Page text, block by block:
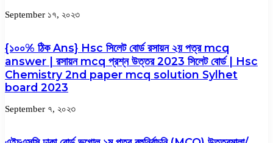
September ১৭, ২০২৩
{১০০% ঠিক Ans} Hsc সিলেট বোর্ড রসায়ন ২য় পত্র mcq
answer | রসায়ন mcq প্রশ্ন উত্তর 2023 সিলেট বোর্ড | Hsc
Chemistry 2nd paper mcq solution Sylhet
board 2023
September ৭, ২০২৩